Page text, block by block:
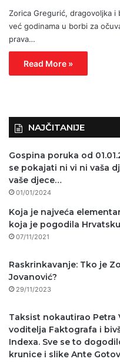
Zorica Gregurić, dragovoljka i
već godinama u borbi za
prava…
Read More »
NAJČITANIJE
Gospina poruka od
se pokajati ni vi ni vaša
vaše djece…
01/01/2024
Koja je najveća
koja je pogodila
07/11/2021
Raskrinkavanje: Tko je
Jovanović?
29/11/2023
Taksist nokautirao Petra
voditelja Faktografa i
Indexa. Sve se to
krunice i slike Ante